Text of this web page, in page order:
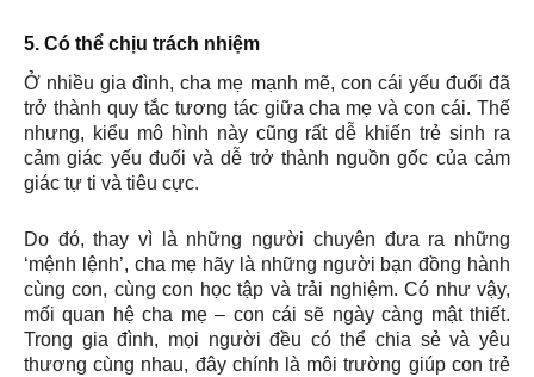
5. Có thể chịu trách nhiệm
Ở nhiều gia đình, cha mẹ mạnh mẽ, con cái yếu đuối đã
trở thành quy tắc tương tác giữa cha mẹ và con cái. Thế
nhưng, kiểu mô hình này cũng rất dễ khiến trẻ sinh ra
cảm giác yếu đuối và dễ trở thành nguồn gốc của cảm
giác tự ti và tiêu cực.
Do đó, thay vì là những người chuyên đưa ra những
‘mệnh lệnh’, cha mẹ hãy là những người bạn đồng hành
cùng con, cùng con học tập và trải nghiệm. Có như vậy,
mối quan hệ cha mẹ – con cái sẽ ngày càng mật thiết.
Trong gia đình, mọi người đều có thể chia sẻ và yêu
thương cùng nhau, đây chính là môi trường giúp con trẻ